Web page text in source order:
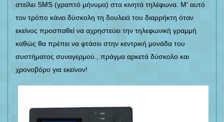
στείλει SMS (γραπτό μήνυμα) στα κινητά τηλέφωνα. Μ' αυτό
τον τρόπο κάνει δύσκολη τη δουλειά του διαρρήκτη όταν
εκείνος προσπαθεί να αχρηστεύει την τηλεφωνική γραμμή
καθώς θα πρέπει να φτάσει στην κεντρική μονάδα του
συστήματος συναγερμού., πράγμα αρκετά δύσκολο και
χρονοβόρο για εκείνον!